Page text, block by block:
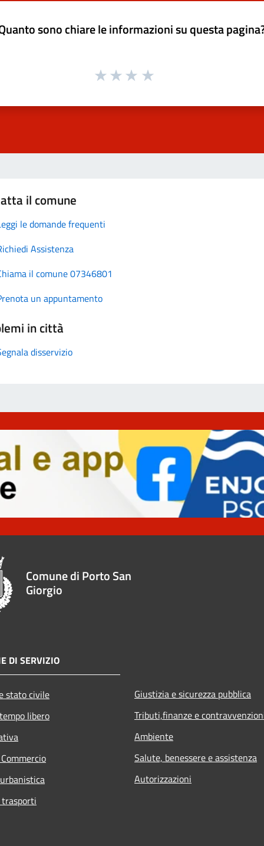
sono chiare le informazioni su questa
il comune
le domande frequenti
Assistenza
il comune 07346801
un appuntamento
in città
disservizio
Comune di Porto San
Giorgio
DI SERVIZIO
stato civile
libero
Giustizia e sicurezza pubblica
Tributi,finanze e
Ambiente
Salute, benessere e assistenza
Autorizzazioni